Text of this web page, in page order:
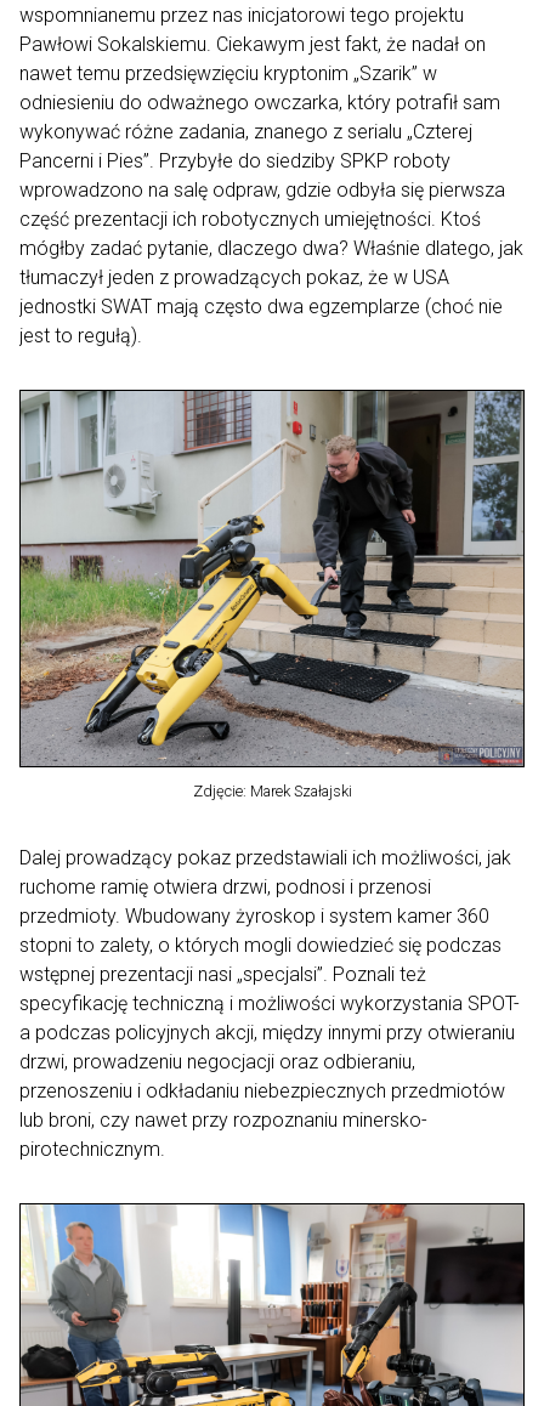
wspomnianemu przez nas inicjatorowi tego projektu
Pawłowi Sokalskiemu. Ciekawym jest fakt, że nadał on
nawet temu przedsięwzięciu kryptonim „Szarik” w
odniesieniu do odważnego owczarka, który potrafił sam
wykonywać różne zadania, znanego z serialu „Czterej
Pancerni i Pies”. Przybyłe do siedziby SPKP roboty
wprowadzono na salę odpraw, gdzie odbyła się pierwsza
część prezentacji ich robotycznych umiejętności. Ktoś
mógłby zadać pytanie, dlaczego dwa? Właśnie dlatego, jak
tłumaczył jeden z prowadzących pokaz, że w USA
jednostki SWAT mają często dwa egzemplarze (choć nie
jest to regułą).
Zdjęcie: Marek Szałajski
Dalej prowadzący pokaz przedstawiali ich możliwości, jak
ruchome ramię otwiera drzwi, podnosi i przenosi
przedmioty. Wbudowany żyroskop i system kamer 360
stopni to zalety, o których mogli dowiedzieć się podczas
wstępnej prezentacji nasi „specjalsi”. Poznali też
specyfikację techniczną i możliwości wykorzystania SPOT-
a podczas policyjnych akcji, między innymi przy otwieraniu
drzwi, prowadzeniu negocjacji oraz odbieraniu,
przenoszeniu i odkładaniu niebezpiecznych przedmiotów
lub broni, czy nawet przy rozpoznaniu minersko-
pirotechnicznym.